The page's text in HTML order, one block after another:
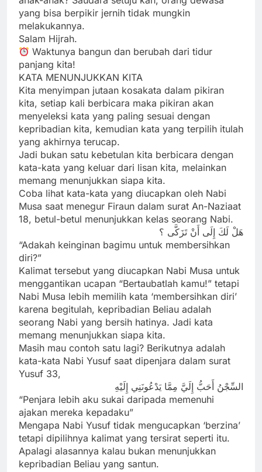
yang bisa berpikir jernih tidak mungkin
melakukannya.
Salam Hijrah.
Waktunya bangun dan berubah dari tidur
panjang kita!
KATA MENUNJUKKAN KITA
Kita menyimpan jutaan kosakata dalam pikiran
kita, setiap kali berbicara maka pikiran akan
menyeleksi kata yang paling sesuai dengan
kepribadian kita, kemudian kata yang terpilih itulah
yang akhirnya terucap.
Jadi bukan satu kebetulan kita berbicara dengan
kata-kata yang keluar dari lisan kita, melainkan
memang menunjukkan siapa kita.
Coba lihat kata-kata yang diucapkan oleh Nabi
Musa saat menegur Firaun dalam surat An-Naziaat
18, betul-betul menunjukkan kelas seorang Nabi.
هَلْ لَكَ إِلَى أَنْ تَزَكَّى ؟
“Adakah keinginan bagimu untuk membersihkan
diri?”
Kalimat tersebut yang diucapkan Nabi Musa untuk
menggantikan ucapan “Bertaubatlah kamu!” tetapi
Nabi Musa lebih memilih kata ‘membersihkan diri’
karena begitulah, kepribadian Beliau adalah
seorang Nabi yang bersih hatinya. Jadi kata
memang menunjukkan siapa kita.
Masih mau contoh satu lagi? Berikutnya adalah
kata-kata Nabi Yusuf saat dipenjara dalam surat
Yusuf 33,
السِّجْنُ أَحَبُّ إِلَيَّ مِمَّا يَدْعُونَنِي إِلَيْهِ
“Penjara lebih aku sukai daripada memenuhi
ajakan mereka kepadaku”
Mengapa Nabi Yusuf tidak mengucapkan ‘berzina’
tetapi dipilihnya kalimat yang tersirat seperti itu.
Apalagi alasannya kalau bukan menunjukkan
kepribadian Beliau yang santun.